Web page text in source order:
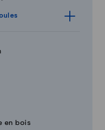
en bois